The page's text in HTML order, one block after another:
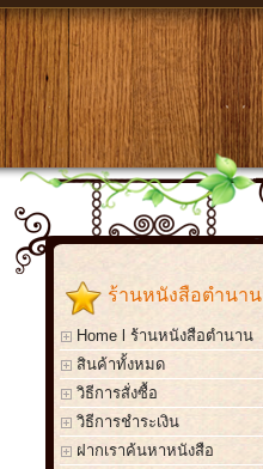
ร้านหนังสือตำนาน
Home l ร้านหนังสือตำนาน
สินค้าทั้งหมด
วิธีการสั่งซื้อ
วิธีการชำระเงิน
ฝากเราค้นหาหนังสือ